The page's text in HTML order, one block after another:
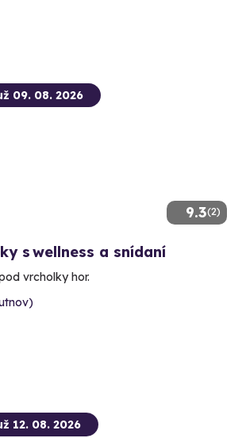
9.3(2)
09. 08. 2026
s wellness a snídaní
vrcholky hor.
12. 08. 2026